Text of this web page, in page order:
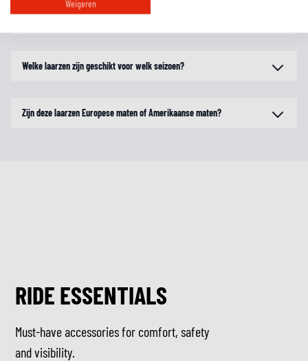
Welke laarzen zijn geschikt voor welk seizoen?
Zijn deze laarzen Europese maten of Amerikaanse maten?
RIDE ESSENTIALS
Must-have accessories for comfort, safety
and visibility.
Weigeren